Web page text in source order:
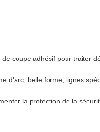
coupe adhésif pour traiter
d'arc, belle forme, lignes
la protection de la